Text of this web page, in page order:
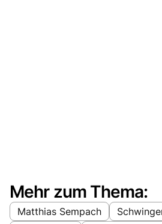
Mehr zum Thema:
Matthias Sempach